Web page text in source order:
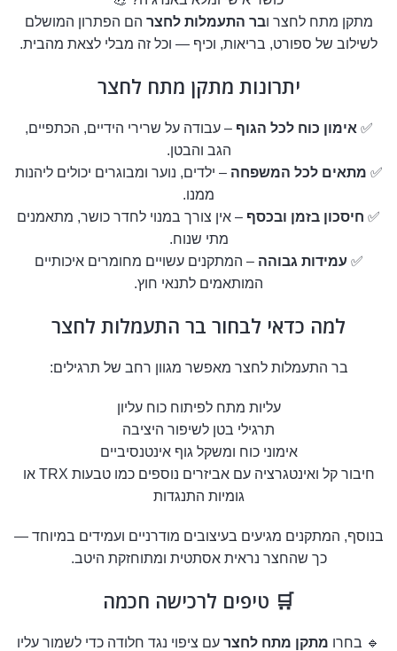
מתקן מתח לחצר ובר התעמלות לחצר הם הפתרון המושלם
לשילוב של ספורט, בריאות, וכיף — וכל זה מבלי לצאת מהבית.
יתרונות מתקן מתח לחצר
✅ אימון כוח לכל הגוף – עבודה על שרירי הידיים, הכתפיים,
הגב והבטן.
✅ מתאים לכל המשפחה – ילדים, נוער ומבוגרים יכולים ליהנות
ממנו.
✅ חיסכון בזמן ובכסף – אין צורך במנוי לחדר כושר, מתאמנים
מתי שנוח.
✅ עמידות גבוהה – המתקנים עשויים מחומרים איכותיים
המותאמים לתנאי חוץ.
למה כדאי לבחור בר התעמלות לחצר
בר התעמלות לחצר מאפשר מגוון רחב של תרגילים:
עליות מתח לפיתוח כוח עליון
תרגילי בטן לשיפור היציבה
אימוני כוח ומשקל גוף אינטנסיביים
חיבור קל ואינטגרציה עם אביזרים נוספים כמו טבעות TRX או
גומיות התנגדות
בנוסף, המתקנים מגיעים בעיצובים מודרניים ועמידים במיוחד —
כך שהחצר נראית אסתטית ומתוחזקת היטב.
🛒 טיפים לרכישה חכמה
🔹 בחרו מתקן מתח לחצר עם ציפוי נגד חלודה כדי לשמור עליו